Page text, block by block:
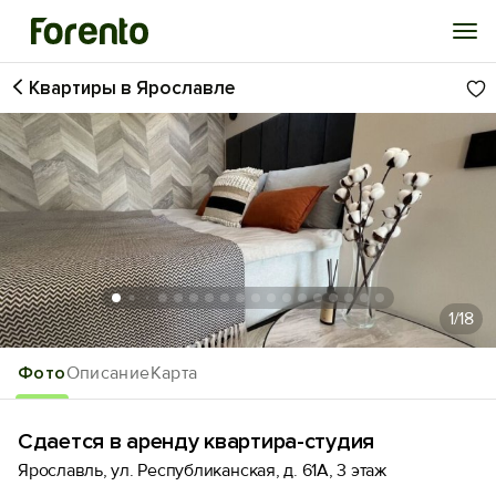
Войти
Избранное
История просмотра
Добавить свой объект
ФотоОписаниеКарта
Квартиры в Ярославле
1/18
Сдается в аренду квартира-студия
Ярославль, ул. Республиканская, д. 61А, 3 этаж